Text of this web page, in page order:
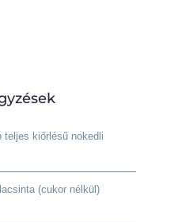
teljes kiőrlésű nokedli
(cukor nélkül)